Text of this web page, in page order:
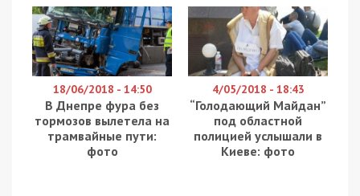
18/06/2018 - 14:50
В Днепре фура без
тормозов вылетела на
трамвайные пути:
фото
4/05/2018 - 18:43
“Голодающий Майдан”
под областной
полицией услышали в
Киеве: фото